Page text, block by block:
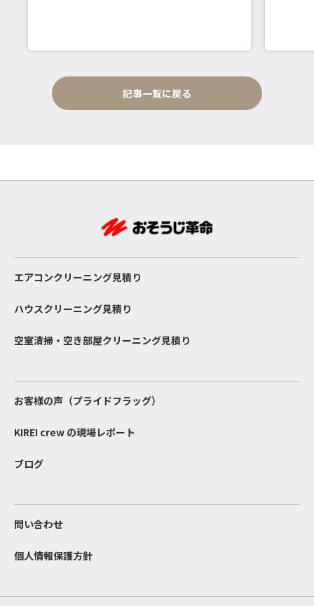
記事一覧に戻る
エアコンクリーニング見積り
ハウスクリーニング見積り
空室清掃・空き部屋クリーニング見積り
お客様の声（プライドフラッグ）
KIREI crew の現場レポート
ブログ
問い合わせ
個人情報保護方針